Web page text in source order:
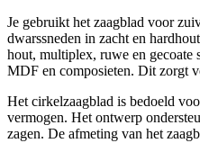
Je gebruikt het zaagblad voor
dwarssneden in zacht en
hout, multiplex, ruwe en gecoate
MDF en composieten. Dit zorgt
Het cirkelzaagblad is bedoeld
vermogen. Het ontwerp
zagen. De afmeting van het